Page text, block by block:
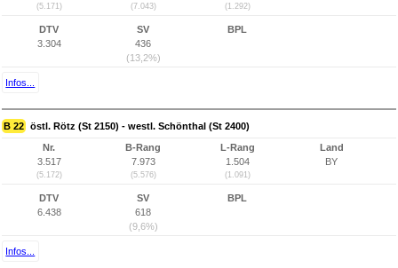
(5.171) (7.043) (1.292)
DTV
3.304
SV
436
(13,2%)
BPL
Infos...
B 22 östl. Rötz (St 2150) - westl. Schönthal (St 2400)
Nr.
3.517
(5.172)
B-Rang
7.973
(5.576)
L-Rang
1.504
(1.091)
Land
BY
DTV
6.438
SV
618
(9,6%)
BPL
Infos...